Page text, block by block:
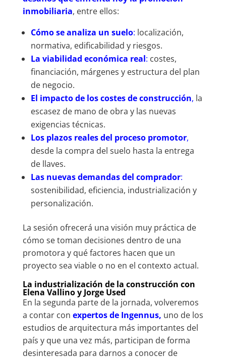
inmobiliaria, entre ellos:
Cómo se analiza un suelo: localización,
normativa, edificabilidad y riesgos.
La viabilidad económica real: costes,
financiación, márgenes y estructura del plan
de negocio.
El impacto de los costes de construcción, la
escasez de mano de obra y las nuevas
exigencias técnicas.
Los plazos reales del proceso promotor,
desde la compra del suelo hasta la entrega
de llaves.
Las nuevas demandas del comprador:
sostenibilidad, eficiencia, industrialización y
personalización.
La sesión ofrecerá una visión muy práctica de
cómo se toman decisiones dentro de una
promotora y qué factores hacen que un
proyecto sea viable o no en el contexto actual.
La industrialización de la construcción con
Elena Vallino y Jorge Used
En la segunda parte de la jornada, volveremos
a contar con expertos de Ingennus, uno de los
estudios de arquitectura más importantes del
país y que una vez más, participan de forma
desinteresada para darnos a conocer de